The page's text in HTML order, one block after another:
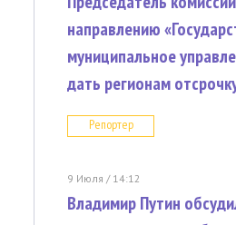
направлению
муниципальное
дать регионам
Репортер
9 Июля / 14:12
Владимир Путин